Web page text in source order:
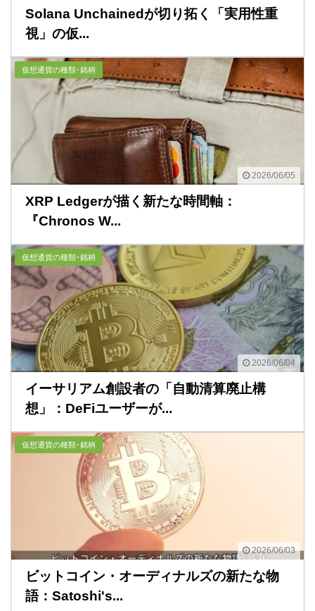
Solana Unchainedが切り拓く「実用性重
視」の仮...
2026/06/05
仮想通貨の種類･銘柄
XRP Ledgerが描く新たな時間軸：
『Chronos W...
2026/06/04
仮想通貨の種類･銘柄
イーサリアム創設者の「自動清算廃止構
想」：DeFiユーザーが...
2026/06/03
仮想通貨の種類･銘柄
ビットコイン・オーディナルズの新たな物
語：Satoshi's...